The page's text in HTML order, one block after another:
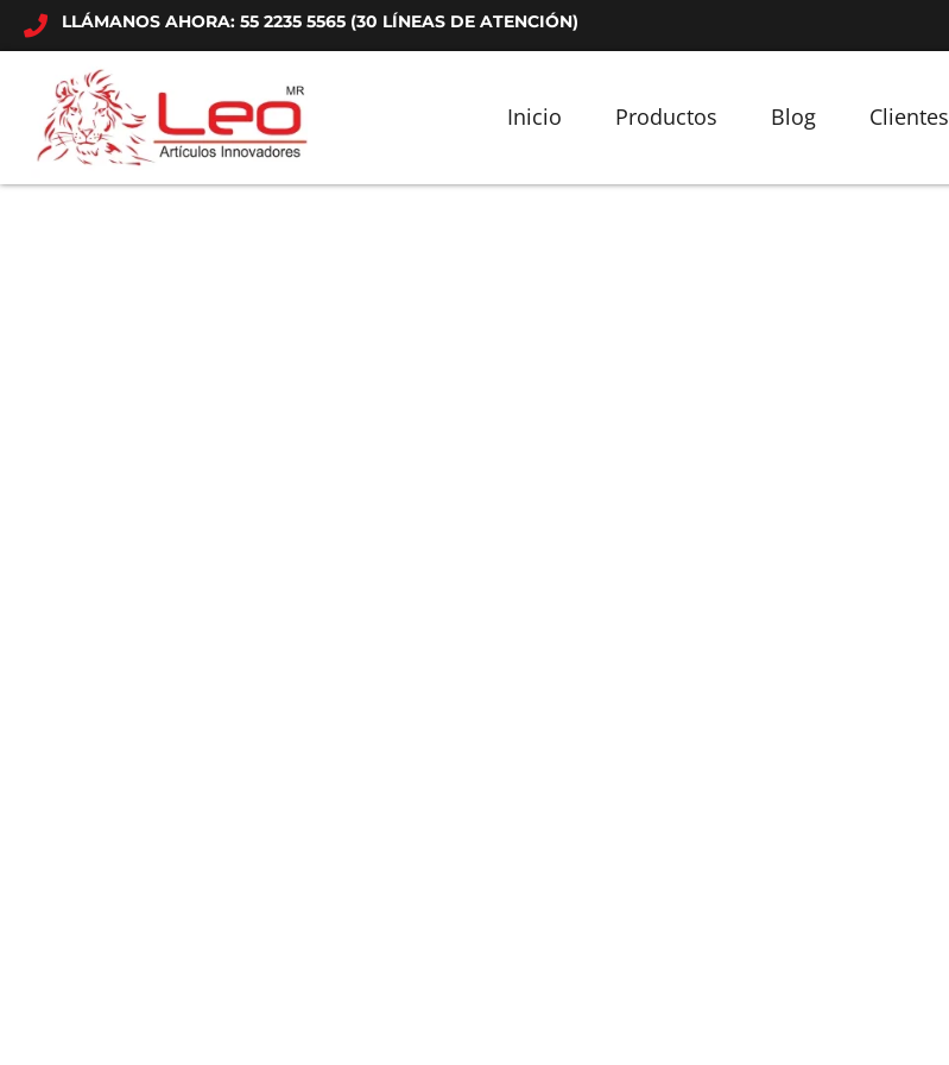
LLÁMANOS AHORA: 55 2235 5565 (30 LÍNEAS DE ATENCIÓN)
Inicio Productos Blog Clientes